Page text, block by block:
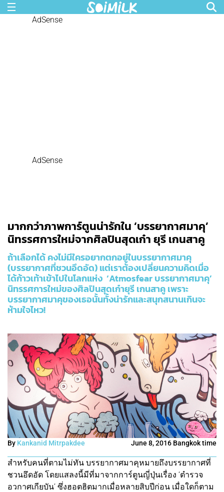
AdSense
AdSense
มากกว่าภาพการ์ตูนน่ารักใน ‘บรรยากาศมาคุ’
นิทรรศการใหม่จากศิลปินสุดเก๋า ยุรี เกนสาคู
ถ้าเลือกได้ คงไม่มีใครอยากตกอยู่ในบรรยากาศมาคุ
(บรรยากาศที่ชวนอึดอัด) แต่เราต้องเปลี่ยนความคิดเมื่อ
ได้ก้าวเท้าเข้าไปในโลกแห่ง ‘Atmosfear บรรยากาศมาคุ’
นิทรรศการใหม่ของศิลปินสุดเก๋ายุรี เกนสาคู เพราะ
บรรยากาศมาคุของเธอนั้นทั้งน่ารักและสนุกสนานเกินจะ
ห้ามใจไหว!
By Kankanid Mitrpakdee June 8, 2016 Bangkok time
สำหรับคนที่ตามไม่ทัน บรรยากาศมาคุหมายถึงบรรยากาศที่
ชวนอึดอัด โดยแสลงนี้มีที่มาจากการ์ตูนญี่ปุ่นเรื่อง ‘ตำรวจ
อวกาศเกียบัน’ ซึ่งฮอตฮิตมากเมื่อหลายสิบปีก่อน เมื่อใดก็ตาม